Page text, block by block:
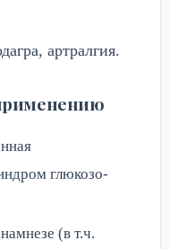
артралгия.
глюкозо-
(в т.ч.